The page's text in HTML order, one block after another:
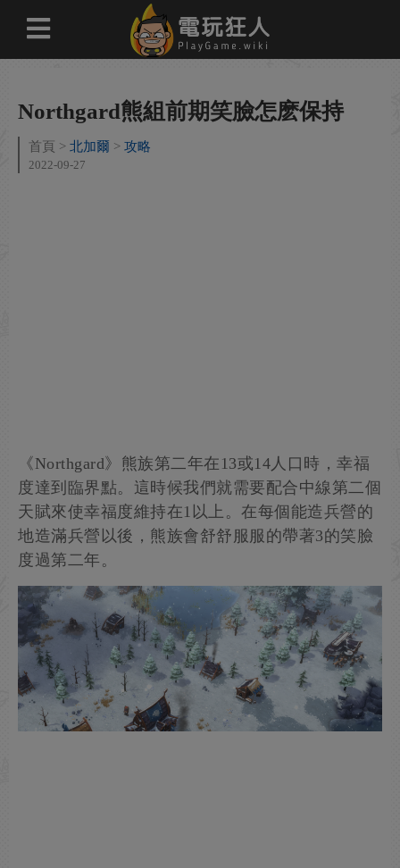
Northgard熊組前期笑臉怎麽保持
首頁 北加爾 攻略
2022-09-27
《Northgard》熊族第二年在13或14人口時，幸福
度達到臨界點。這時候我們就需要配合中線第二個
天賦來使幸福度維持在1以上。在每個能造兵營的
地造滿兵營以後，熊族會舒舒服服的帶著3的笑臉
度過第二年。